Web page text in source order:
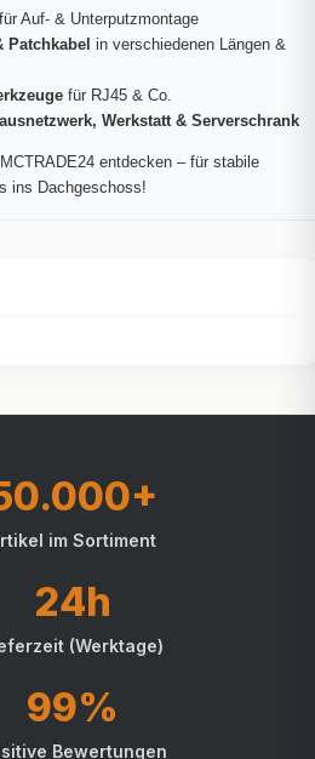
für Auf- & Unterputzmontage
Patchkabel in verschiedenen Längen &
für RJ45 & Co.
Werkstatt & Serverschrank
entdecken – für stabile
ins Dachgeschoss!
im Sortiment
24h
(Werktage)
99%
Bewertungen